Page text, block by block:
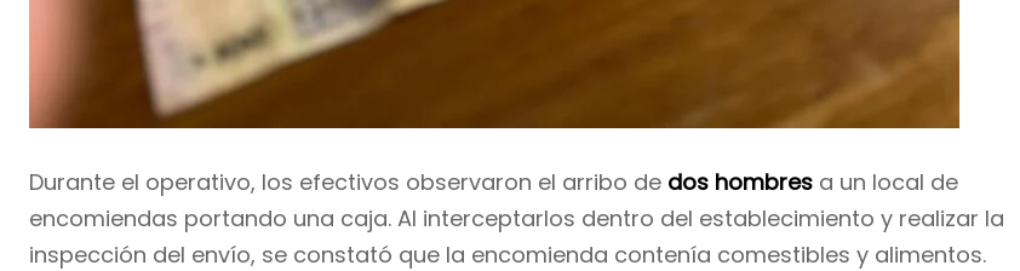
Durante el operativo, los efectivos observaron el arribo de dos hombres a un local de
encomiendas portando una caja. Al interceptarlos dentro del establecimiento y realizar la
inspección del envío, se constató que la encomienda contenía comestibles y alimentos.